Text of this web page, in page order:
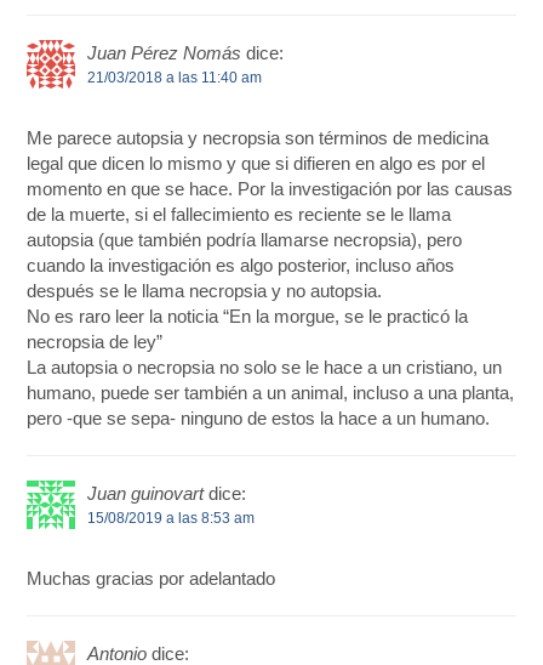
Juan Pérez Nomás dice:
21/03/2018 a las 11:40 am
Me parece autopsia y necropsia son términos de medicina
legal que dicen lo mismo y que si difieren en algo es por el
momento en que se hace. Por la investigación por las causas
de la muerte, si el fallecimiento es reciente se le llama
autopsia (que también podría llamarse necropsia), pero
cuando la investigación es algo posterior, incluso años
después se le llama necropsia y no autopsia.
No es raro leer la noticia “En la morgue, se le practicó la
necropsia de ley”
La autopsia o necropsia no solo se le hace a un cristiano, un
humano, puede ser también a un animal, incluso a una planta,
pero -que se sepa- ninguno de estos la hace a un humano.
Juan guinovart dice:
15/08/2019 a las 8:53 am
Muchas gracias por adelantado
Antonio dice: